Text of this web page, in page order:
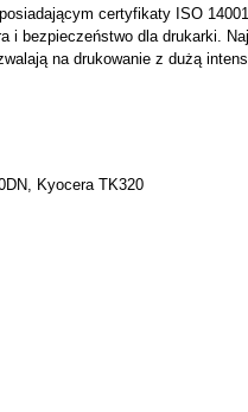
certyfikaty ISO
i bezpieczeństwo dla drukarki.
na drukowanie z dużą
Kyocera TK320